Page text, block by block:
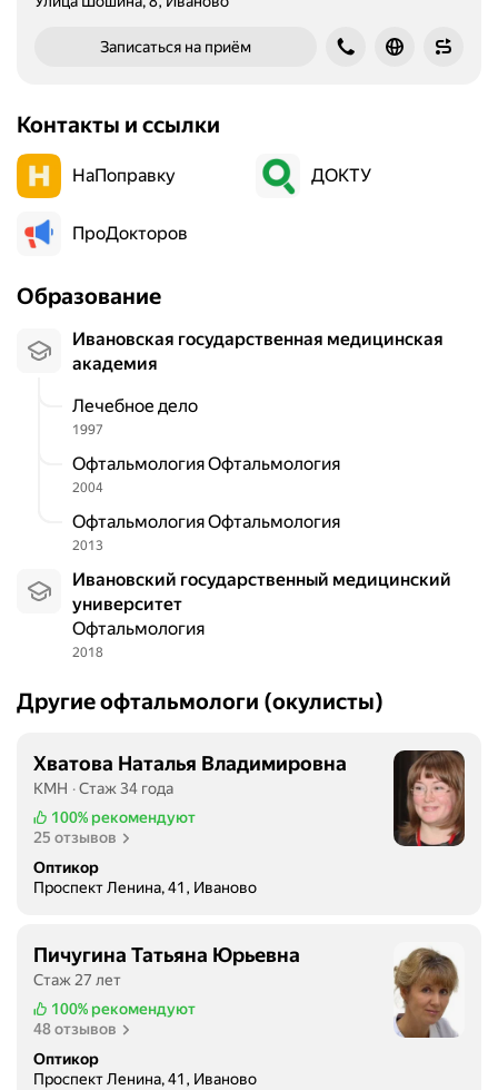
Записаться на приём
Контакты и ссылки
НаПоправку ДОКТУ
ПроДокторов
Образование
Ивановская государственная медицинская
академия
Лечебное дело
1997
Офтальмология Офтальмология
2004
Офтальмология Офтальмология
2013
Ивановский государственный медицинский
университет
Офтальмология
2018
Другие офтальмологи (окулисты)
Хватова Наталья Владимировна
КМН
Стаж 34 года
100% рекомендуют
25 отзывов
Оптикор
Проспект Ленина, 41, Иваново
Пичугина Татьяна Юрьевна
Стаж 27 лет
100% рекомендуют
48 отзывов
Оптикор
Проспект Ленина, 41, Иваново